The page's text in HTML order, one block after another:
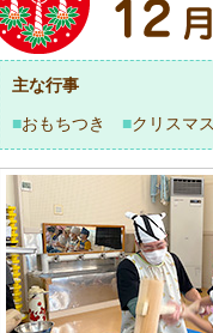
主な行事
■おもちつき ■クリスマ